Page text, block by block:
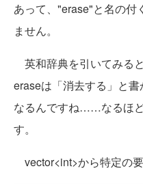
あって、"erase"と名の付
ません。
英和辞典を引いてみる
eraseは「消去する」と
なるんですね……なるほ
す。
vector<int>から特定の